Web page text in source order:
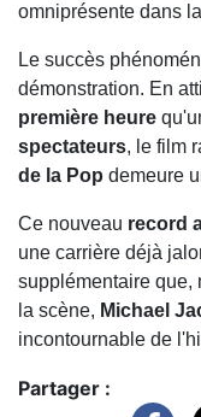
omniprésente dans la
Le succès
démonstration. En
première heure
spectateurs, le film
de la Pop demeure
Ce nouveau record
une carrière déjà
supplémentaire que,
la scène, Michael
incontournable de
Partager :